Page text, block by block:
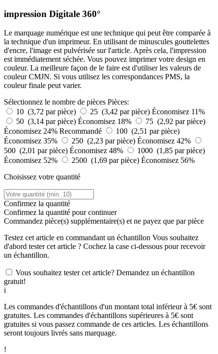
impression Digitale 360°
Le marquage numérique est une technique qui peut être comparée à
la technique d'un imprimeur. En utilisant de minuscules gouttelettes
d'encre, l'image est pulvérisée sur l'article. Après cela, l'impression
est immédiatement séchée. Vous pouvez imprimer votre design en
couleur. La meilleure façon de le faire est d'utiliser les valeurs de
couleur CMJN. Si vous utilisez les correspondances PMS, la
couleur finale peut varier.
Sélectionnez le nombre de pièces Pièces:
10 (3,72 par pièce)
25 (3,42 par pièce) Économisez 11%
50 (3,14 par pièce) Économisez 18%
75 (2,92 par pièce)
Économisez 24% Recommandé
100 (2,51 par pièce)
Économisez 35%
250 (2,23 par pièce) Économisez 42%
500 (2,01 par pièce) Économisez 48%
1000 (1,85 par pièce)
Économisez 52%
2500 (1,69 par pièce) Économisez 56%
Choisissez votre quantité
Confirmez la quantité
Confirmez la quantité pour continuer
Commandez pièce(s) supplémentaire(s) et ne payez que par pièce
Testez cet article en commandant un échantillon Vous souhaitez
d'abord tester cet article ? Cochez la case ci-dessous pour recevoir
un échantillon.
Vous souhaitez tester cet article? Demandez un échantillon
gratuit!
i
Les commandes d'échantillons d'un montant total inférieur à 5€ sont
gratuites. Les commandes d'échantillons supérieures à 5€ sont
gratuites si vous passez commande de ces articles. Les échantillons
seront toujours livrés sans marquage.
!